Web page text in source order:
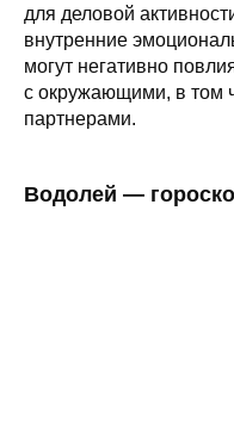
для деловой
внутренние
могут негативно
с окружающими, в том
партнерами.
Водолей —